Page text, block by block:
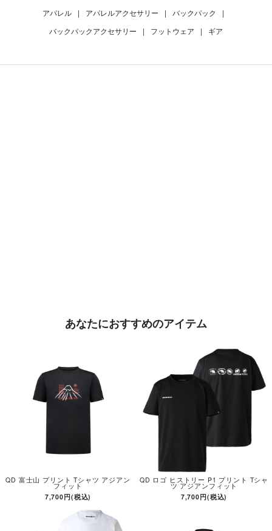
アパレル | アパレルアクセサリー | バックパック
|
バックパックアクセサリー
| フットウェア | ギア
あなたにおすすめのアイテム
QD 富士山 プリント Tシャツ アジアン
フィット
7,700円(税込)
QD ロゴ ヒストリー P1 プリント Tシャ
ツ アジアンフィット
7,700円(税込)